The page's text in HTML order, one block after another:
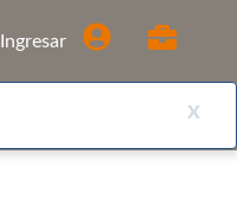
Ingresar
x